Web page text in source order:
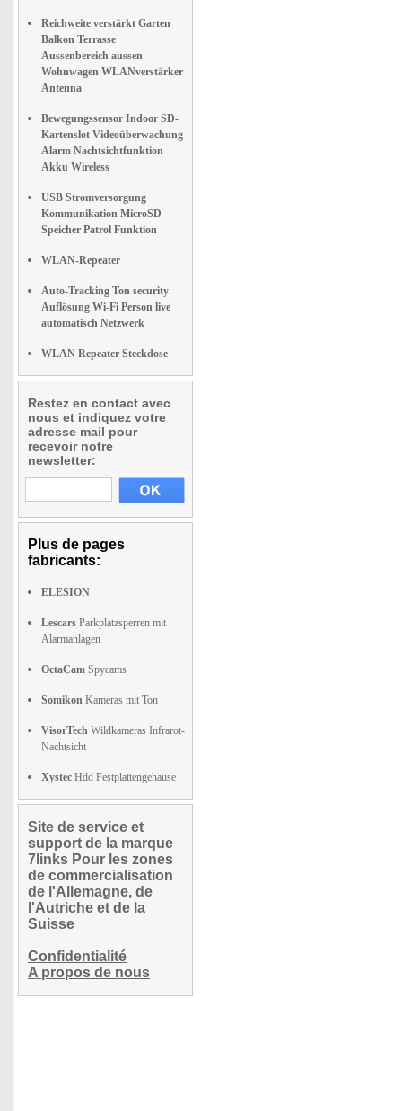
Reichweite verstärkt Garten
Balkon Terrasse
Aussenbereich aussen
Wohnwagen WLANverstärker
Antenna
Bewegungssensor Indoor SD-
Kartenslot Videoüberwachung
Alarm Nachtsichtfunktion
Akku Wireless
USB Stromversorgung
Kommunikation MicroSD
Speicher Patrol Funktion
WLAN-Repeater
Auto-Tracking Ton security
Auflösung Wi-Fi Person live
automatisch Netzwerk
WLAN Repeater Steckdose
Restez en contact avec
nous et indiquez votre
adresse mail pour
recevoir notre
newsletter:
Plus de pages
fabricants:
ELESION
Lescars Parkplatzsperren mit
Alarmanlagen
OctaCam Spycams
Somikon Kameras mit Ton
VisorTech Wildkameras Infrarot-
Nachtsicht
Xystec Hdd Festplattengehäuse
Site de service et
support de la marque
7links Pour les zones
de commercialisation
de l'Allemagne, de
l'Autriche et de la
Suisse
Confidentialité
A propos de nous